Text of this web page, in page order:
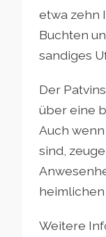
etwa zehn
Buchten
sandiges
Der
über eine
Auch
sind,
Weitere